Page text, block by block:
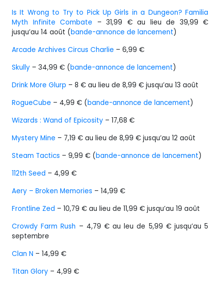
Is It Wrong to Try to Pick Up Girls in a Dungeon? Familia
Myth Infinite Combate – 31,99 € au lieu de 39,99 €
jusqu’au 14 août (bande-annonce de lancement)
Arcade Archives Circus Charlie – 6,99 €
Skully – 34,99 € (bande-annonce de lancement)
Drink More Glurp – 8 € au lieu de 8,99 € jusqu’au 13 août
RogueCube – 4,99 € (bande-annonce de lancement)
Wizards : Wand of Epicosity – 17,68 €
Mystery Mine – 7,19 € au lieu de 8,99 € jusqu’au 12 août
Steam Tactics – 9,99 € (bande-annonce de lancement)
112th Seed – 4,99 €
Aery – Broken Memories – 14,99 €
Frontline Zed – 10,79 € au lieu de 11,99 € jusqu’au 19 août
Crowdy Farm Rush – 4,79 € au leu de 5,99 € jusqu’au 5
septembre
Clan N – 14,99 €
Titan Glory – 4,99 €